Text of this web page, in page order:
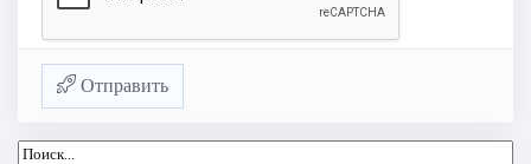
Отправить